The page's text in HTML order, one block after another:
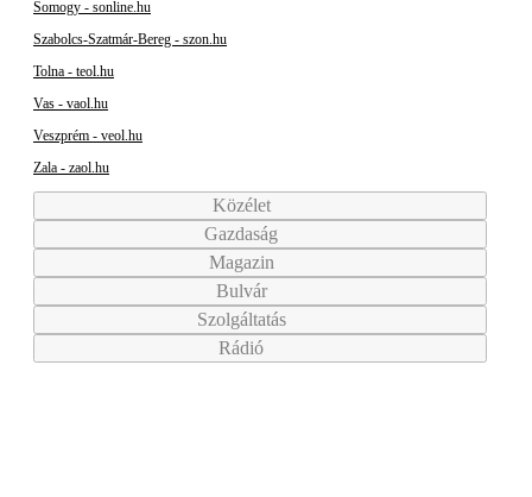
Somogy - sonline.hu
Szabolcs-Szatmár-Bereg - szon.hu
Tolna - teol.hu
Vas - vaol.hu
Veszprém - veol.hu
Zala - zaol.hu
Közélet
Gazdaság
Magazin
Bulvár
Szolgáltatás
Rádió